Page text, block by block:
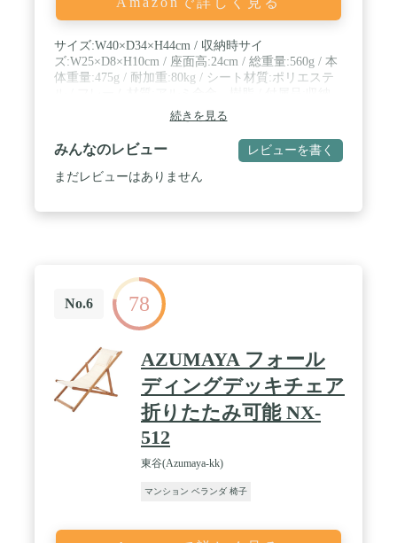
サイズ:W40×D34×H44cm / 収納時サイ
ズ:W25×D8×H10cm / 座面高:24cm / 総重量:560g / 本
体重量:475g / 耐加重:80kg / シート材質:ポリエステ
袋、ミニカップホルダー続きを見る
みんなのレビュー レビューを書く
まだレビューはありません
No.6 78
AZUMAYA フォール
ディングデッキチェア
折りたたみ可能 NX-
512
東谷(Azumaya-kk)
マンション ベランダ 椅子